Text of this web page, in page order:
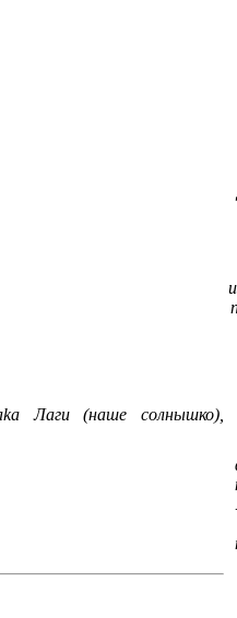
Лаги (наше солнышко),